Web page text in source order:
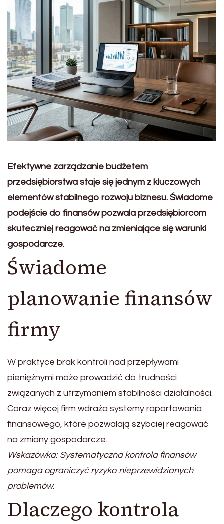
Efektywne zarządzanie budżetem
przedsiębiorstwa staje się jednym z kluczowych
elementów stabilnego rozwoju biznesu. Świadome
podejście do finansów pozwala przedsiębiorcom
skuteczniej reagować na zmieniające się warunki
gospodarcze.
Świadome
planowanie finansów
firmy
W praktyce brak kontroli nad przepływami
pieniężnymi może prowadzić do trudności
związanych z utrzymaniem stabilności działalności.
Coraz więcej firm wdraża systemy raportowania
finansowego, które pozwalają szybciej reagować
na zmiany gospodarcze.
Wskazówka: Systematyczna kontrola finansów
pomaga ograniczyć ryzyko nieprzewidzianych
problemów.
Dlaczego kontrola